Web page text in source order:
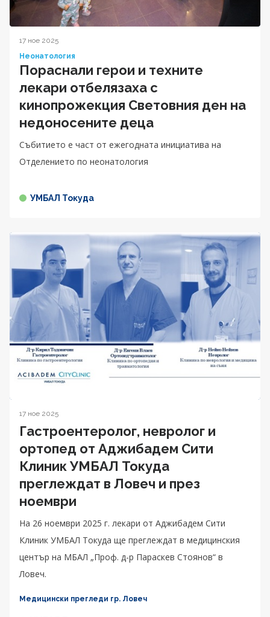
17 ное 2025
Неонатология
Пораснали герои и техните
лекари отбелязаха с
кинопрожекция Световния ден на
недоносените деца
Събитието е част от ежегодната инициатива на
Отделението по неонатология
УМБАЛ Токуда
17 ное 2025
Гастроентеролог, невролог и
ортопед от Аджибадем Сити
Клиник УМБАЛ Токуда
преглеждат в Ловеч и през
ноември
На 26 ноември 2025 г. лекари от Аджибадем Сити
Клиник УМБАЛ Токуда ще преглеждат в медицинския
център на МБАЛ „Проф. д-р Параскев Стоянов“ в
Ловеч.
Медицински прегледи гр. Ловеч